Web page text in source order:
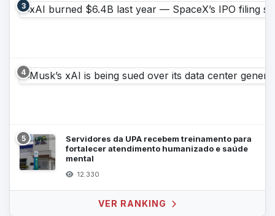
3
4
5
Servidores da UPA recebem treinamento para
fortalecer atendimento humanizado e saúde
mental
12.330
VER RANKING